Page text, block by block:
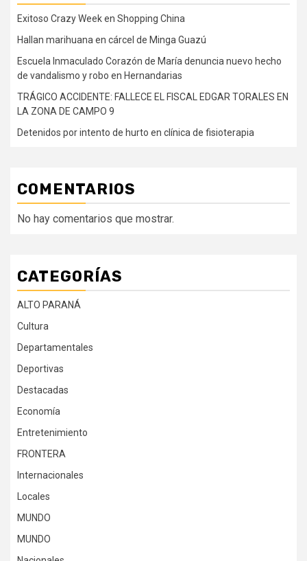
Exitoso Crazy Week en Shopping China
Hallan marihuana en cárcel de Minga Guazú
Escuela Inmaculado Corazón de María denuncia nuevo hecho
de vandalismo y robo en Hernandarias
TRÁGICO ACCIDENTE: FALLECE EL FISCAL EDGAR TORALES EN
LA ZONA DE CAMPO 9
Detenidos por intento de hurto en clínica de fisioterapia
COMENTARIOS
No hay comentarios que mostrar.
CATEGORÍAS
ALTO PARANÁ
Cultura
Departamentales
Deportivas
Destacadas
Economía
Entretenimiento
FRONTERA
Internacionales
Locales
MUNDO
MUNDO